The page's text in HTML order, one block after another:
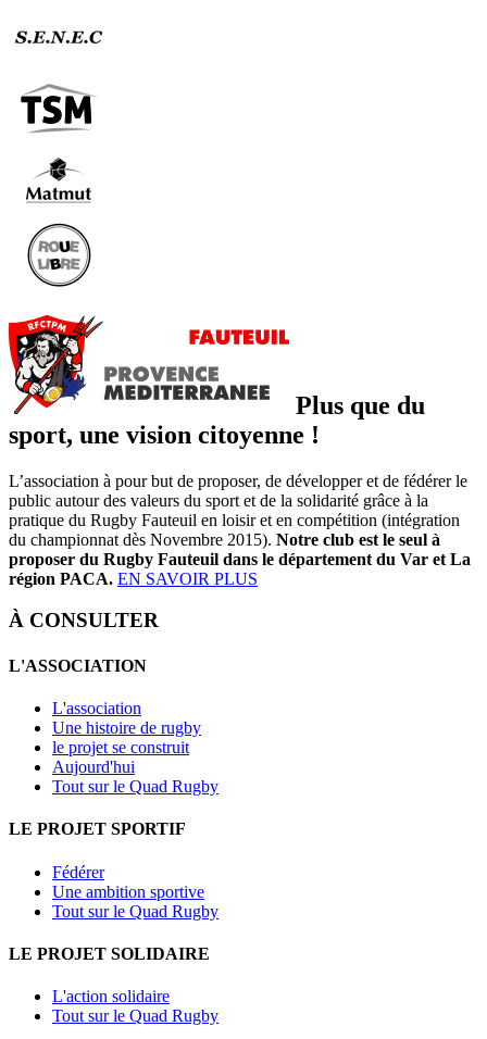
Plus que du
sport, une vision citoyenne !
L’association à pour but de proposer, de développer et de fédérer le
public autour des valeurs du sport et de la solidarité grâce à la
pratique du Rugby Fauteuil en loisir et en compétition (intégration
du championnat dès Novembre 2015). Notre club est le seul à
proposer du Rugby Fauteuil dans le département du Var et La
région PACA. EN SAVOIR PLUS
À CONSULTER
L'ASSOCIATION
L'association
Une histoire de rugby
le projet se construit
Aujourd'hui
Tout sur le Quad Rugby
LE PROJET SPORTIF
Fédérer
Une ambition sportive
Tout sur le Quad Rugby
LE PROJET SOLIDAIRE
L'action solidaire
Tout sur le Quad Rugby